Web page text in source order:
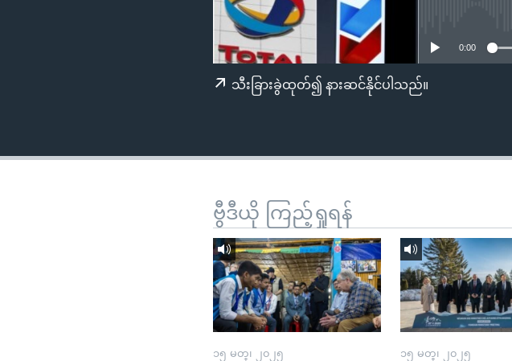
ရန်
0:00
သီးခြားခွဲထုတ်၍ နားဆင်နိုင်ပါသည်။
ဗွီဒီယို ကြည့်ရှုရန်
၁၅ မတ္၊ ၂၀၂၅ ၁၅ မတ္၊ ၂၀၂၅